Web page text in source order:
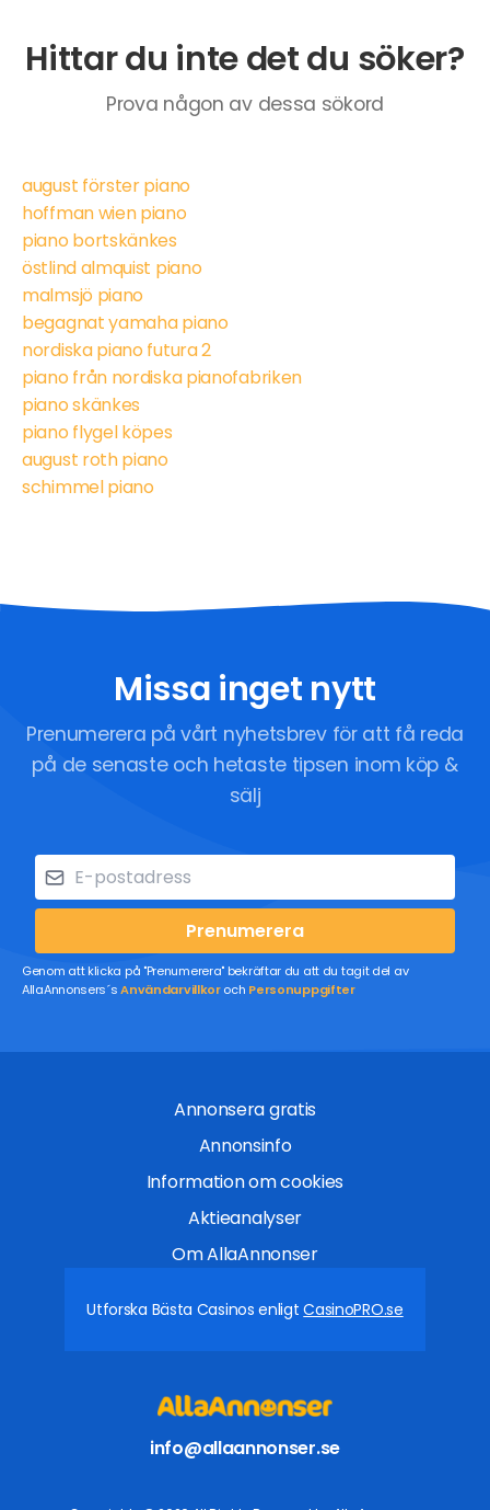
Hittar du inte det du söker?
Prova någon av dessa sökord
august förster piano
hoffman wien piano
piano bortskänkes
östlind almquist piano
malmsjö piano
begagnat yamaha piano
nordiska piano futura 2
piano från nordiska pianofabriken
piano skänkes
piano flygel köpes
august roth piano
schimmel piano
Missa inget nytt
Prenumerera på vårt nyhetsbrev för att få reda
på de senaste och hetaste tipsen inom köp &
sälj
Prenumerera
Genom att klicka på "Prenumerera" bekräftar du att du tagit del av
AllaAnnonsers´sAnvändarvillkoroch Personuppgifter
Annonsera gratis
Annonsinfo
Information om cookies
Aktieanalyser
Om AllaAnnonser
Utforska Bästa Casinos enligtCasinoPRO.se
info@allaannonser.se